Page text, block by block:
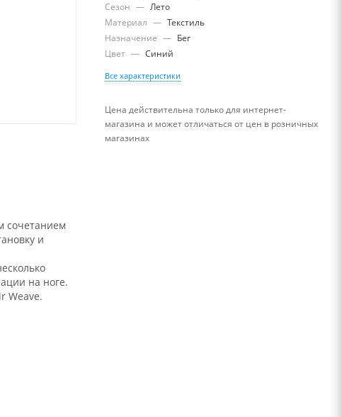
сочетанием
и
на ноге.
Weave.
Сезон — Лето
Материал — Текстиль
Назначение — Бег
Цвет — Синий
Все характеристики
Цена действительна только для интернет-
магазина и может отличаться от цен в розничных
магазинах